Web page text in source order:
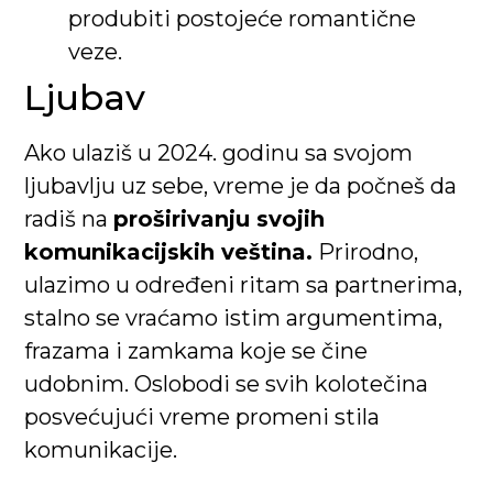
produbiti postojeće romantične
veze.
Ljubav
Ako ulaziš u 2024. godinu sa svojom
ljubavlju uz sebe, vreme je da počneš da
radiš na proširivanju svojih
komunikacijskih veština. Prirodno,
ulazimo u određeni ritam sa partnerima,
stalno se vraćamo istim argumentima,
frazama i zamkama koje se čine
udobnim. Oslobodi se svih kolotečina
posvećujući vreme promeni stila
komunikacije.